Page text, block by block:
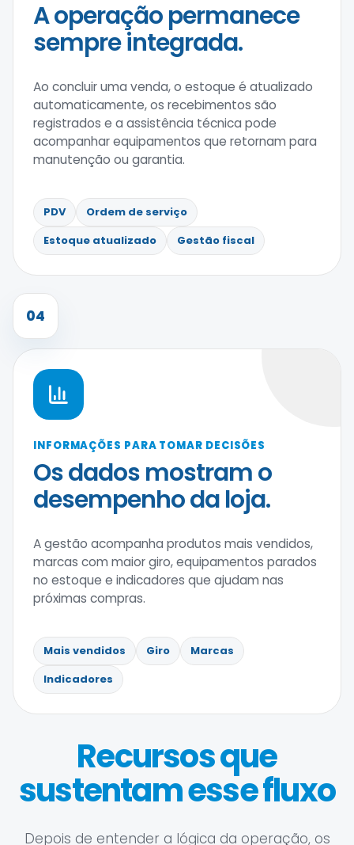
A operação permanece
sempre integrada.
Ao concluir uma venda, o estoque é atualizado
automaticamente, os recebimentos são
registrados e a assistência técnica pode
acompanhar equipamentos que retornam para
manutenção ou garantia.
PDV
Ordem de serviço
Estoque atualizado
Gestão fiscal
04
INFORMAÇÕES PARA TOMAR DECISÕES
Os dados mostram o
desempenho da loja.
A gestão acompanha produtos mais vendidos,
marcas com maior giro, equipamentos parados
no estoque e indicadores que ajudam nas
próximas compras.
Mais vendidos Giro
Marcas
Indicadores
Recursos que
sustentam esse fluxo
Depois de entender a lógica da operação, os